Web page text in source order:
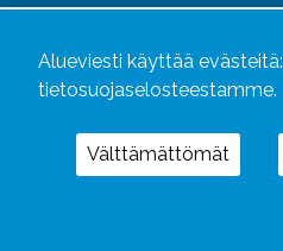
Alueviesti käyttää evästeitä:
tietosuojaselosteestamme.
Välttämättömät